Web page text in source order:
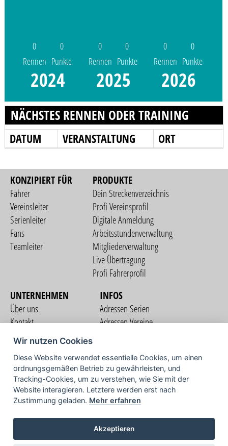
0
Rennen
0
Punkte
2024
0
Rennen
0
Punkte
2025
0
Rennen
0
Punkte
2026
NÄCHSTES RENNEN ODER TRAINING
DATUM VERANSTALTUNG ORT
KONZIPIERT FÜR
Fahrer
Vereinsleiter
Serienleiter
Fans
Teamleiter
PRODUKTE
Dein Streckenverzeichnis
Profi Vereinsprofil
Digitale Anmeldung
Arbeitsstundenverwaltung
Mitgliederverwaltung
Live Übertragung
Profi Fahrerprofil
UNTERNEHMEN
Über uns
Kontakt
Nutzungsbedingungen
Datenschutzerklärung
Impressum
INFOS
Adressen Serien
Adressen Vereine
COMMUNITY
TV
Wir nutzen Cookies
Diese Website verwendet essentielle Cookies, um einen
ordnungsgemäßen Betrieb zu gewährleisten, und
Tracking-Cookies, um zu verstehen, wie Sie mit der
Website interagieren. Letztere werden erst nach
Zustimmung geladen. Mehr erfahren
Akzeptieren